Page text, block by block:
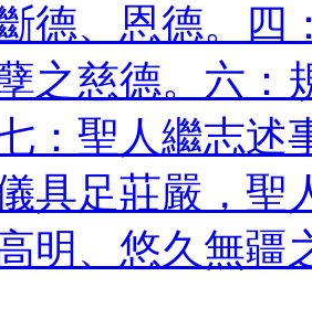
德、恩德。四
之慈德。六：
：聖人繼志述
具足莊嚴，聖
明、悠久無疆